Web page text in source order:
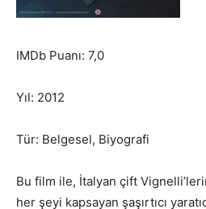
IMDb Puanı: 7,0
Yıl: 2012
Tür: Belgesel, Biyografi
Bu film ile, İtalyan çift
her şeyi kapsayan şaşırtıcı